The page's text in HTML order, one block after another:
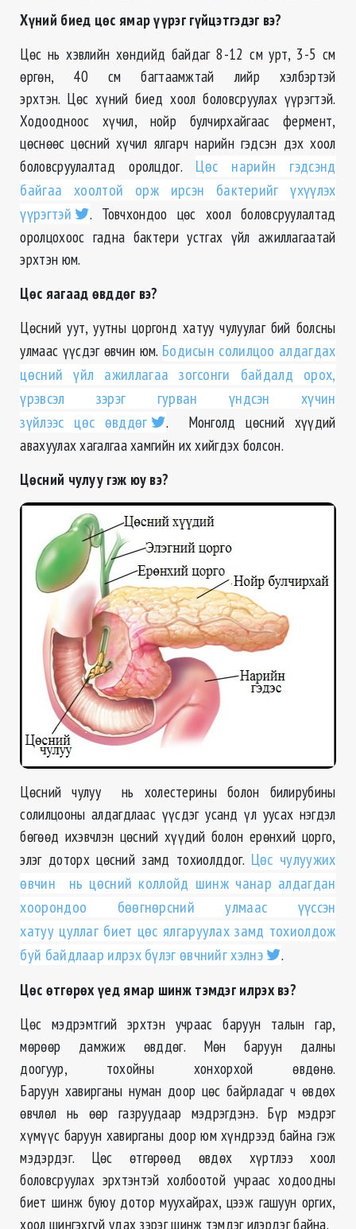
Хүний биед цөс ямар үүрэг гүйцэтгэдэг вэ?
Цөс нь хэвлийн хөндийд байдаг 8-12 см урт, 3-5 см
өргөн, 40 см багтаамжтай лийр хэлбэртэй
эрхтэн. Цөс хүний биед хоол боловсруулах үүрэгтэй.
Ходоодноос хүчил, нойр булчирхайгаас фермент,
цөснөөс цөсний хүчил ялгарч нарийн гэдсэн дэх хоол
боловсруулалтад оролцдог. Цөс нарийн гэдсэнд
байгаа хоолтой орж ирсэн бактерийг үхүүлэх
үүрэгтэй
. Товчхондоо цөс хоол боловсруулалтад
оролцохоос гадна бактери устгах үйл ажиллагаатай
эрхтэн юм.
Цөс яагаад өвддөг вэ?
Цөсний уут, уутны цоргонд хатуу чулуулаг бий болсны
улмаас үүсдэг өвчин юм. Бодисын солилцоо алдагдах
цөсний үйл ажиллагаа зогсонги байдалд орох,
үрэвсэл зэрэг гурван үндсэн хүчин
зүйлээс цөс өвддөг
. Монголд цөсний хүүдий
авахуулах хагалгаа хамгийн их хийгдэх болсон.
Цөсний чулуу гэж юу вэ?
Цөсний чулуу нь холестерины болон билирубины
солилцооны алдагдлаас үүсдэг усанд үл уусах нэгдэл
бөгөөд ихэвчлэн цөсний хүүдий болон ерөнхий цорго,
элэг доторх цөсний замд тохиолддог. Цөс чулуужих
өвчин нь цөсний коллойд шинж чанар алдагдан
хоорондоо бөөгнөрсний улмаас үүссэн
хатуу цуллаг биет цөс ялгаруулах замд тохиолдож
буй байдлаар илрэх бүлэг өвчнийг хэлнэ
.
Цөс өтгөрөх үед ямар шинж тэмдэг илрэх вэ?
Цөс мэдрэмтгий эрхтэн учраас баруун талын гар,
мөрөөр дамжиж өвддөг. Мөн баруун далны
доогуур, тохойны хонхорхой өвдөнө.
Баруун хавирганы нуман доор цөс байрладаг ч өвдөх
өвчлөл нь өөр газруудаар мэдрэгдэнэ. Бүр мэдрэг
хүмүүс баруун хавирганы доор юм хүндрээд байна гэж
мэдэрдэг. Цөс өтгөрөөд өвдөх хүртлээ хоол
боловсруулах эрхтэнтэй холбоотой учраас ходоодны
биет шинж буюу дотор муухайрах, цээж гашуун оргих,
хоол шингэхгүй удах зэрэг шинж тэмдэг илэрдэг байна.